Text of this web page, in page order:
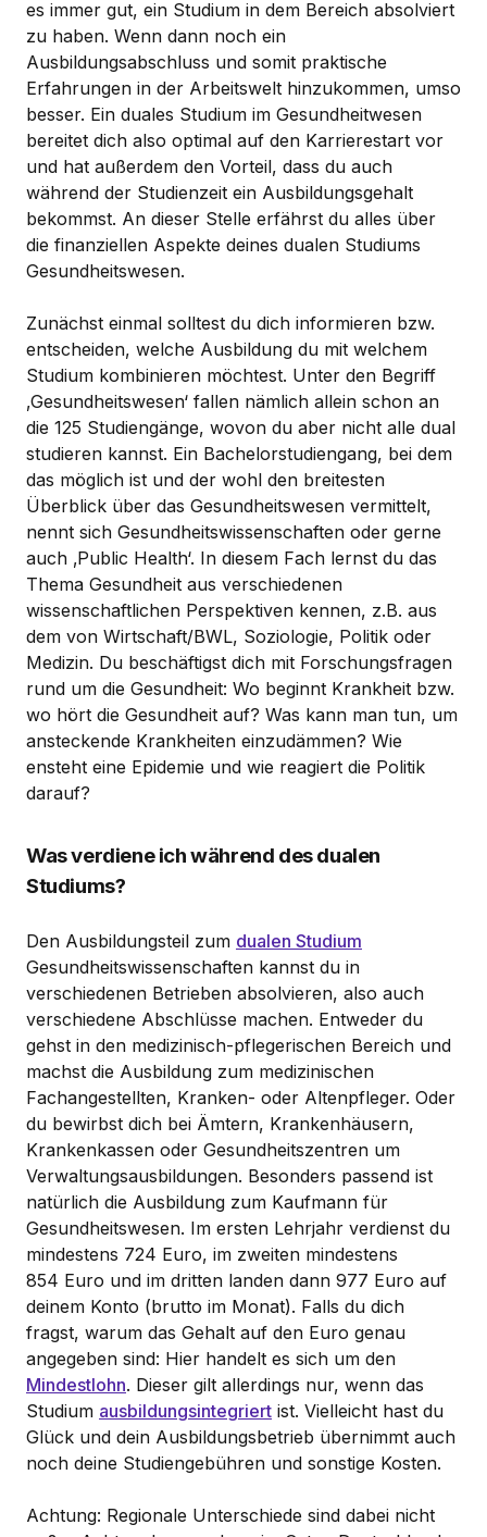
es immer gut, ein Studium in dem Bereich absolviert
zu haben. Wenn dann noch ein
Ausbildungsabschluss und somit praktische
Erfahrungen in der Arbeitswelt hinzukommen, umso
besser. Ein duales Studium im Gesundheitwesen
bereitet dich also optimal auf den Karrierestart vor
und hat außerdem den Vorteil, dass du auch
während der Studienzeit ein Ausbildungsgehalt
bekommst. An dieser Stelle erfährst du alles über
die finanziellen Aspekte deines dualen Studiums
Gesundheitswesen.
Zunächst einmal solltest du dich informieren bzw.
entscheiden, welche Ausbildung du mit welchem
Studium kombinieren möchtest. Unter den Begriff
‚Gesundheitswesen‘ fallen nämlich allein schon an
die 125 Studiengänge, wovon du aber nicht alle dual
studieren kannst. Ein Bachelorstudiengang, bei dem
das möglich ist und der wohl den breitesten
Überblick über das Gesundheitswesen vermittelt,
nennt sich Gesundheitswissenschaften oder gerne
auch ‚Public Health‘. In diesem Fach lernst du das
Thema Gesundheit aus verschiedenen
wissenschaftlichen Perspektiven kennen, z.B. aus
dem von Wirtschaft/BWL, Soziologie, Politik oder
Medizin. Du beschäftigst dich mit Forschungsfragen
rund um die Gesundheit: Wo beginnt Krankheit bzw.
wo hört die Gesundheit auf? Was kann man tun, um
ansteckende Krankheiten einzudämmen? Wie
ensteht eine Epidemie und wie reagiert die Politik
darauf?
Was verdiene ich während des dualen
Studiums?
Den Ausbildungsteil zum dualen Studium
Gesundheitswissenschaften kannst du in
verschiedenen Betrieben absolvieren, also auch
verschiedene Abschlüsse machen. Entweder du
gehst in den medizinisch-pflegerischen Bereich und
machst die Ausbildung zum medizinischen
Fachangestellten, Kranken- oder Altenpfleger. Oder
du bewirbst dich bei Ämtern, Krankenhäusern,
Krankenkassen oder Gesundheitszentren um
Verwaltungsausbildungen. Besonders passend ist
natürlich die Ausbildung zum Kaufmann für
Gesundheitswesen. Im ersten Lehrjahr verdienst du
mindestens 724 Euro, im zweiten mindestens
854 Euro und im dritten landen dann 977 Euro auf
deinem Konto (brutto im Monat). Falls du dich
fragst, warum das Gehalt auf den Euro genau
angegeben sind: Hier handelt es sich um den
Mindestlohn. Dieser gilt allerdings nur, wenn das
Studium ausbildungsintegriert ist. Vielleicht hast du
Glück und dein Ausbildungsbetrieb übernimmt auch
noch deine Studiengebühren und sonstige Kosten.
Achtung: Regionale Unterschiede sind dabei nicht